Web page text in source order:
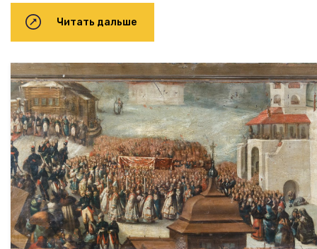
Читать дальше